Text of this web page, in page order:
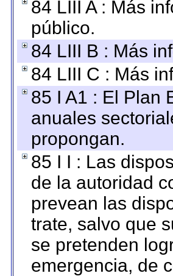
84 LIII A : Más
público.
84 LIII B : Más
84 LIII C : Más
85 I A1 : El Plan
anuales
propongan.
85 I I : Las
de la autoridad
prevean las
trate, salvo que
se pretenden
emergencia, de